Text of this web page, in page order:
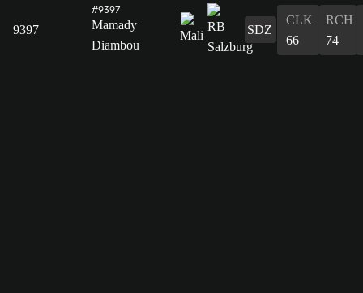
9397
#9397
Mamady
Diambou
SDZ
CLK
66
RCH
74